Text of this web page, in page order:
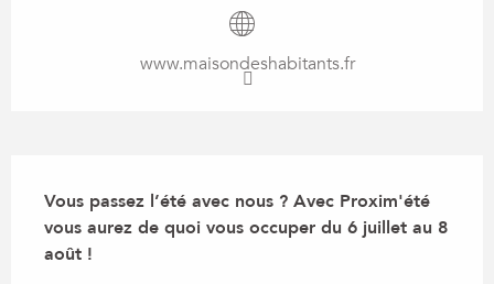
www.maisondeshabitants.fr
Vous passez l’été avec nous ? Avec Proxim'été
vous aurez de quoi vous occuper du 6 juillet au 8
août !